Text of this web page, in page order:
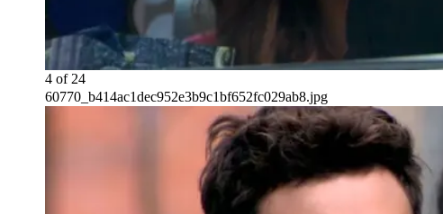
4 of 24
60770_b414ac1dec952e3b9c1bf652fc029ab8.jpg